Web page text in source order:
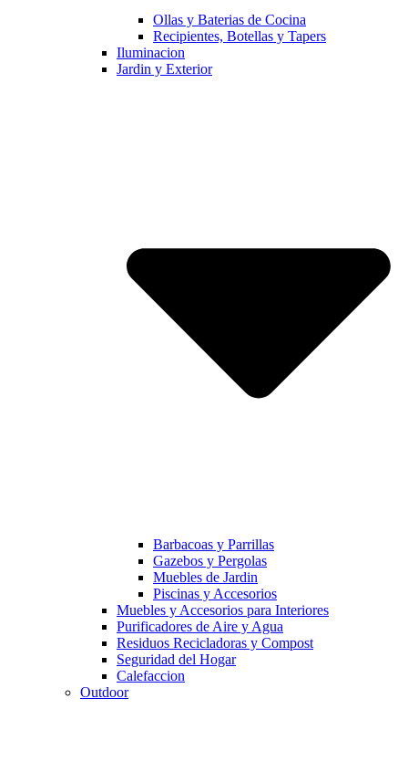
Ollas y Baterias de Cocina
Recipientes, Botellas y Tapers
Iluminacion
Jardin y Exterior
Barbacoas y Parrillas
Gazebos y Pergolas
Muebles de Jardin
Piscinas y Accesorios
Muebles y Accesorios para Interiores
Purificadores de Aire y Agua
Residuos Recicladoras y Compost
Seguridad del Hogar
Calefaccion
Outdoor